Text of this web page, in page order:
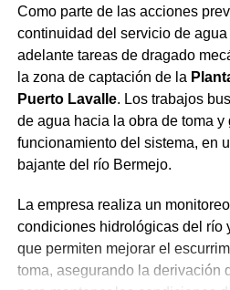
Crecimiento del
variantes 0.0% ganaron
que buscan balancear
riesgos sin abandonar el
Mapeo de maridajes: La
presencia en la
con carnes a las brasas,
envío a domicilio
la demanda,
deportivos de gran
Como parte de las acciones
continuidad del servicio de agua
adelante tareas de dragado
la zona de captación de la
Puerto Lavalle. Los trabajos
de agua hacia la obra de toma y
funcionamiento del sistema, en
bajante del río Bermejo.
La empresa realiza un
condiciones hidrológicas del río
que permiten mejorar el
toma, asegurando la derivación